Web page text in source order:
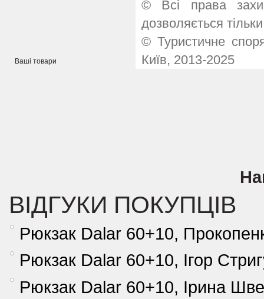
© Всі права
дозволяється
© Туристичне
Київ, 2013-2025
Ваші товари
ВІДГУКИ ПОКУПЦІВ
Рюкзак Dalar 60+10,
Рюкзак Dalar 60+10, Ігор
Рюкзак Dalar 60+10, Ірина